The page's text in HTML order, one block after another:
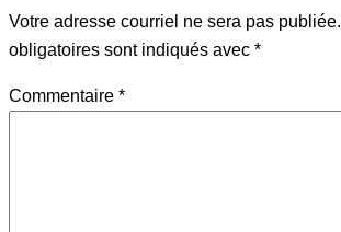
Votre adresse courriel ne sera pas publiée.
obligatoires sont indiqués avec *
Commentaire *